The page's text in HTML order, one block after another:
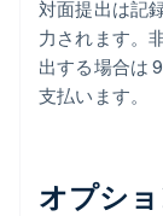
対面提出は記
力されます。
出する場合は
支払います。
オプシ